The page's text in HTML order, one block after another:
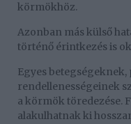
körmökhöz.
Azonban más külső
történő érintkezés is
Egyes
rendellenességeinek
a körmök töredezése.
alakulhatnak ki